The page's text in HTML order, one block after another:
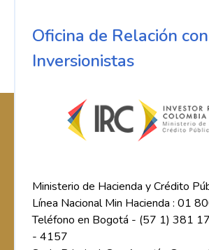
Oficina de Relación con
Inversionistas
Ministerio de Hacienda y Crédito
Línea Nacional Min Hacienda : 01
Teléfono en Bogotá - (57 1) 381
- 4157